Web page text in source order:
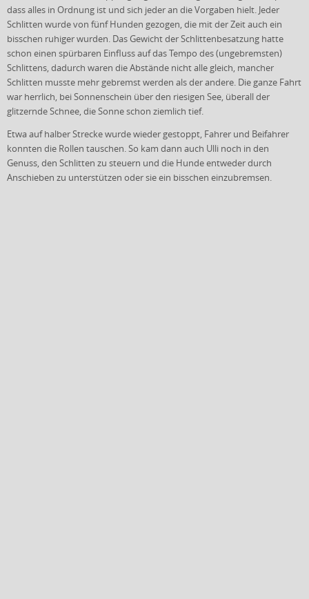
dass alles in Ordnung ist und sich jeder an die Vorgaben hielt. Jeder
Schlitten wurde von fünf Hunden gezogen, die mit der Zeit auch ein
bisschen ruhiger wurden. Das Gewicht der Schlittenbesatzung hatte
schon einen spürbaren Einfluss auf das Tempo des (ungebremsten)
Schlittens, dadurch waren die Abstände nicht alle gleich, mancher
Schlitten musste mehr gebremst werden als der andere. Die ganze Fahrt
war herrlich, bei Sonnenschein über den riesigen See, überall der
glitzernde Schnee, die Sonne schon ziemlich tief.
Etwa auf halber Strecke wurde wieder gestoppt, Fahrer und Beifahrer
konnten die Rollen tauschen. So kam dann auch Ulli noch in den
Genuss, den Schlitten zu steuern und die Hunde entweder durch
Anschieben zu unterstützen oder sie ein bisschen einzubremsen.